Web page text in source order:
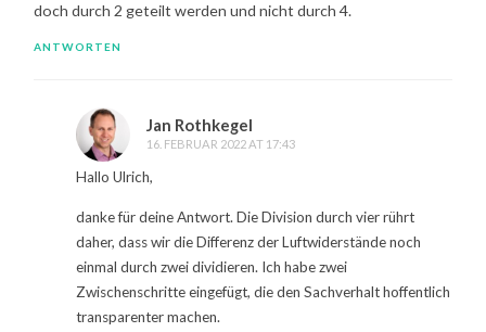
doch durch 2 geteilt werden und nicht durch 4.
ANTWORTEN
Jan Rothkegel
16. FEBRUAR 2022 AT 17:43
Hallo Ulrich,
danke für deine Antwort. Die Division durch vier rührt
daher, dass wir die Differenz der Luftwiderstände noch
einmal durch zwei dividieren. Ich habe zwei
Zwischenschritte eingefügt, die den Sachverhalt hoffentlich
transparenter machen.